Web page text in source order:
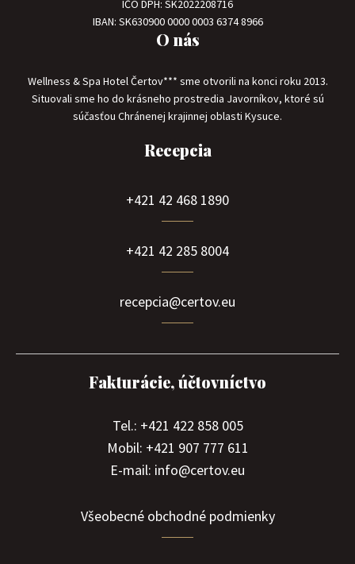
IČO DPH: SK2022208716
IBAN: SK630900 0000 0003 6374 8966
O nás
Wellness & Spa Hotel Čertov*** sme otvorili na konci roku 2013.
Situovali sme ho do krásneho prostredia Javorníkov, ktoré sú
súčasťou Chránenej krajinnej oblasti Kysuce.
Recepcia
+421 42 468 1890
+421 42 285 8004
recepcia@certov.eu
Fakturácie, účtovníctvo
Tel.: +421 422 858 005
Mobil: +421 907 777 611
E-mail: info@certov.eu
Všeobecné obchodné podmienky